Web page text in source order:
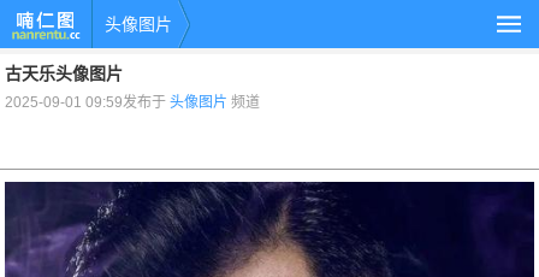
头像图片
古天乐头像图片
2025-09-01 09:59发布于头像图片 频道